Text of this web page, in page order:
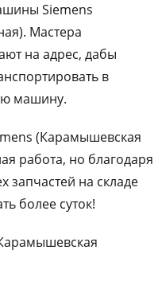
Siemens
Мастера
на адрес, дабы
в
машину.
(Карамышевская
работа, но благодаря
запчастей на складе
более суток!